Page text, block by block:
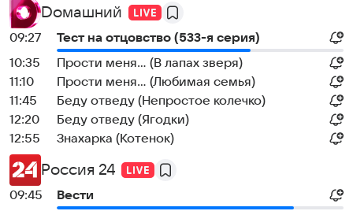
Dомашний
09:27
Теcт на oтцовство (533-я серия)
10:35
Прости меня... (В лапах зверя)
11:10
Прости меня... (Любимая семья)
11:45
Беду отведу (Непростое колечко)
12:20
Беду отведу (Ягодки)
12:55
Знaхaрка (Котенок)
Россия 24
09:45
Вести